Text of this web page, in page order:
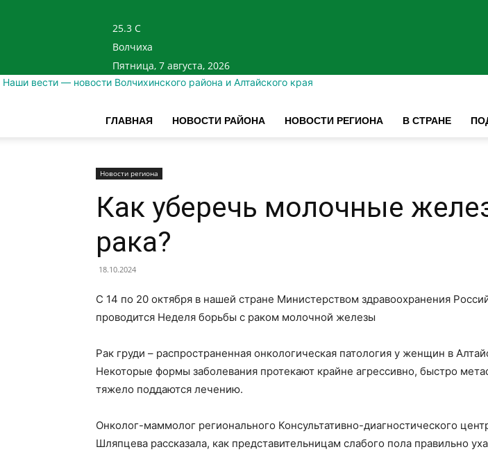
25.3 C
Волчиха
Пятница, 7 августа, 2026
Наши вести — новости Волчихинского района и Алтайского края
ГЛАВНАЯ НОВОСТИ РАЙОНА НОВОСТИ РЕГИОНА В СТРАНЕ
Новости региона
Как уберечь молочные
рака?
18.10.2024
С 14 по 20 октября в нашей стране Министерством здравоохранения
проводится Неделя борьбы с раком молочной железы
Рак груди – распространенная онкологическая патология у женщин в
Некоторые формы заболевания протекают крайне агрессивно, быстро
тяжело поддаются лечению.
Онколог-маммолог регионального Консультативно-диагностического
Шляпцева рассказала, как представительницам слабого пола правильно